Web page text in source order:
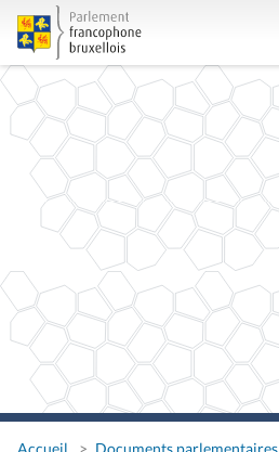
Accueil
Documents parlementaires